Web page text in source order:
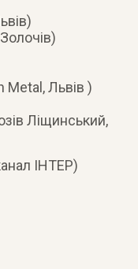
Metal, Львів )
Ліщинський,
ІНТЕР)